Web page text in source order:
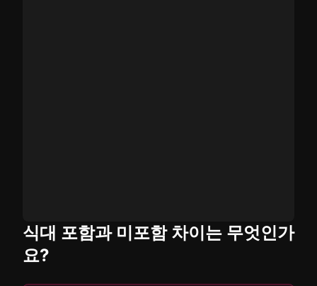
식대 포함과 미포함 차이는 무엇인가
요?